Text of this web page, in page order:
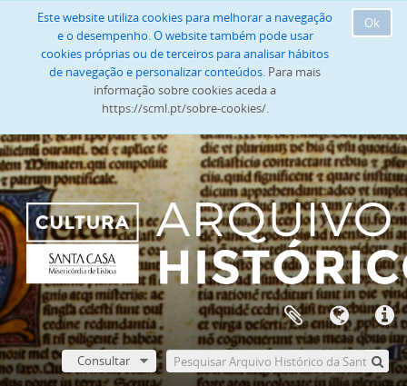
Ok
Este website utiliza cookies para melhorar a navegação
e o desempenho. O website também pode usar
cookies próprias ou de terceiros para analisar hábitos
de navegação e personalizar conteúdos. Para mais
informação sobre cookies aceda a
https://scml.pt/sobre-cookies/.
Consultar